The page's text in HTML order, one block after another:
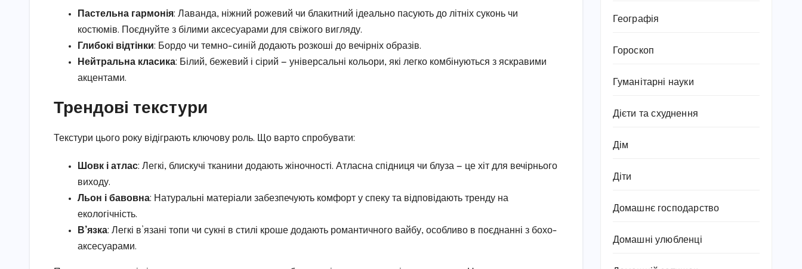
Пастельна гармонія: Лаванда, ніжний рожевий чи блакитний ідеально пасують до літніх суконь чи
костюмів. Поєднуйте з білими аксесуарами для свіжого вигляду.
Глибокі відтінки: Бордо чи темно-синій додають розкоші до вечірніх образів.
Нейтральна класика: Білий, бежевий і сірий — універсальні кольори, які легко комбінуються з яскравими
акцентами.
Трендові текстури
Текстури цього року відіграють ключову роль. Що варто спробувати:
Шовк і атлас: Легкі, блискучі тканини додають жіночності. Атласна спідниця чи блуза — це хіт для вечірнього
виходу.
Льон і бавовна: Натуральні матеріали забезпечують комфорт у спеку та відповідають тренду на
екологічність.
В’язка: Легкі в’язані топи чи сукні в стилі кроше додають романтичного вайбу, особливо в поєднанні з бохо-
аксесуарами.
Географія
Гороскоп
Гуманітарні науки
Дієти та схуднення
Дім
Діти
Домашнє господарство
Домашні улюбленці